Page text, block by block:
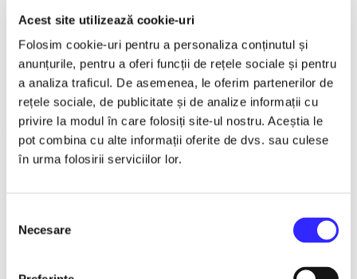
Acest site utilizează cookie-uri
Folosim cookie-uri pentru a personaliza conținutul și
anunțurile, pentru a oferi funcții de rețele sociale și pentru
a analiza traficul. De asemenea, le oferim partenerilor de
rețele sociale, de publicitate și de analize informații cu
privire la modul în care folosiți site-ul nostru. Aceștia le
pot combina cu alte informații oferite de dvs. sau culese
în urma folosirii serviciilor lor.
consimțământului
Necesare
REGAL VIENEZ – CONCERT EXTRAORDINAR DE
18 January 2027, ora 19:00
AVENTURI PE CONTRASENS - Constanta
LACUL LEBEDELOR - UKRAINIAN CLASSICAL BALLET -
Bucuresti